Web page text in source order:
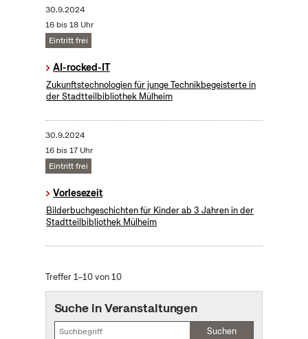
30.9.2024
16 bis 18 Uhr
Eintritt frei
AI-rocked-IT
Zukunftstechnologien für junge Technikbegeisterte in
der Stadtteilbibliothek Mülheim
30.9.2024
16 bis 17 Uhr
Eintritt frei
Vorlesezeit
Bilderbuchgeschichten für Kinder ab 3 Jahren in der
Stadtteilbibliothek Mülheim
Treffer 1–10 von 10
Suche in Veranstaltungen
Suchen